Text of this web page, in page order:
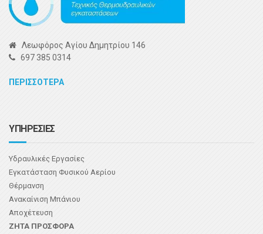
Λεωφόρος Αγίου Δημητρίου 146
697 385 0314
ΠΕΡΙΣΣΟΤΕΡΑ
ΥΠΗΡΕΣΙΕΣ
Υδραυλικές Εργασίες
Εγκατάσταση Φυσικού Αερίου
Θέρμανση
Ανακαίνιση Μπάνιου
Αποχέτευση
ΖΗΤΑ ΠΡΟΣΦΟΡΑ